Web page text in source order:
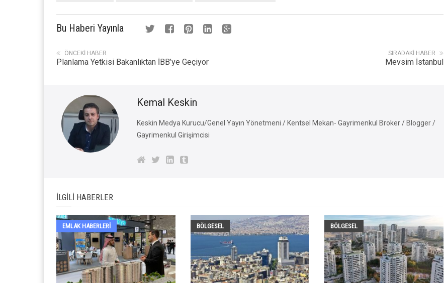
Bu Haberi Yayınla
SIRADAKI HABER
Mevsim İstanbul
ÖNCEKI HABER
Planlama Yetkisi Bakanlıktan İBB’ye Geçiyor
Kemal Keskin
Keskin Medya Kurucu/Genel Yayın Yönetmeni / Kentsel Mekan- Gayrimenkul Broker / Blogger /
Gayrimenkul Girişimcisi
İLGILI HABERLER
EMLAK HABERLERI BÖLGESEL BÖLGESEL